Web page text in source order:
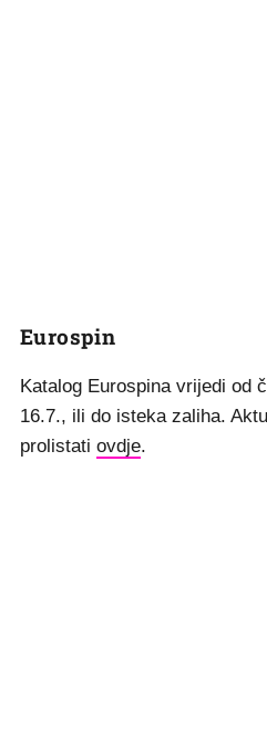
Eurospin
Katalog Eurospina vrijedi od
16.7., ili do isteka zaliha.
prolistati ovdje.